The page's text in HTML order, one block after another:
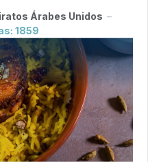
Árabes Unidos
1859